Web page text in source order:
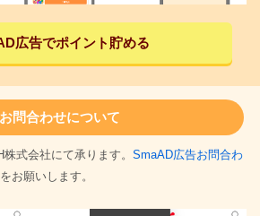
広告でポイント貯める
お問合わせについて
式会社にて承ります。 SmaAD広告お問合わ
お願いします。